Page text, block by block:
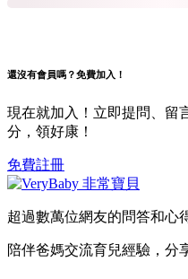
還沒有會員嗎？免費加入！
現在就加入！立即提問、留
分，領好康！
免費註冊
超過數萬位網友的問答和心
陪伴爸媽交流育兒經驗，分